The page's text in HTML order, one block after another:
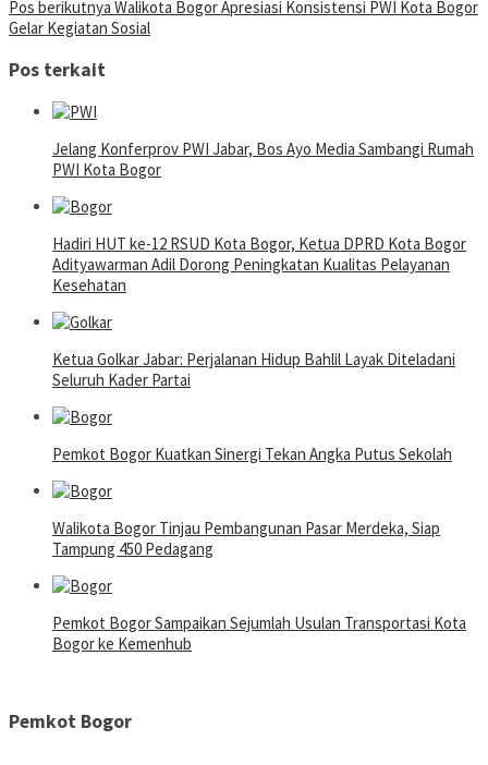
Pos berikutnya Walikota Bogor Apresiasi Konsistensi PWI Kota Bogor
Gelar Kegiatan Sosial
Pos terkait
Jelang Konferprov PWI Jabar, Bos Ayo Media Sambangi Rumah
PWI Kota Bogor
Hadiri HUT ke-12 RSUD Kota Bogor, Ketua DPRD Kota Bogor
Adityawarman Adil Dorong Peningkatan Kualitas Pelayanan
Kesehatan
Ketua Golkar Jabar: Perjalanan Hidup Bahlil Layak Diteladani
Seluruh Kader Partai
Pemkot Bogor Kuatkan Sinergi Tekan Angka Putus Sekolah
Walikota Bogor Tinjau Pembangunan Pasar Merdeka, Siap
Tampung 450 Pedagang
Pemkot Bogor Sampaikan Sejumlah Usulan Transportasi Kota
Bogor ke Kemenhub
Pemkot Bogor